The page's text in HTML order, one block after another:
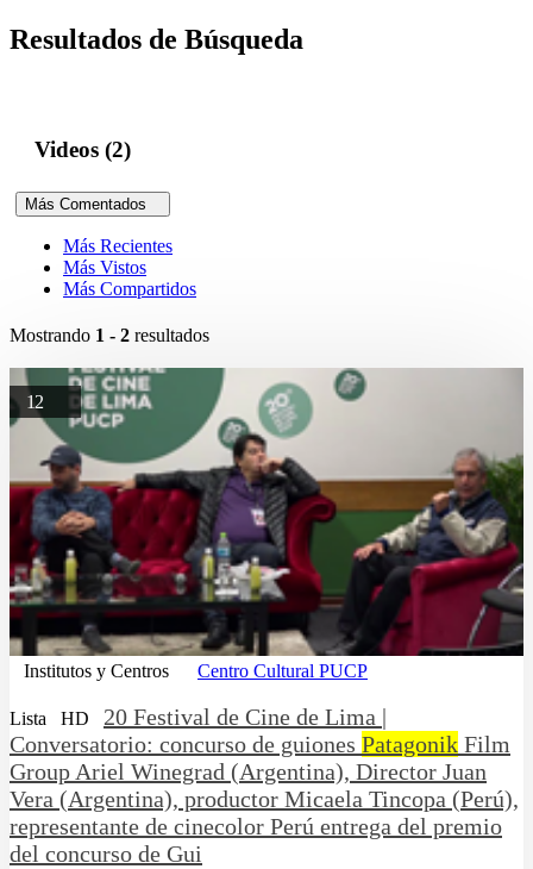
Resultados de Búsqueda
Videos (2)
Más Comentados
Más Recientes
Más Vistos
Más Compartidos
Mostrando 1 - 2 resultados
12
Institutos y Centros Centro Cultural PUCP
Lista HD
20 Festival de Cine de Lima |
Conversatorio: concurso de guiones Patagonik Film
Group Ariel Winegrad (Argentina), Director Juan
Vera (Argentina), productor Micaela Tincopa (Perú),
representante de cinecolor Perú entrega del premio
del concurso de Gui